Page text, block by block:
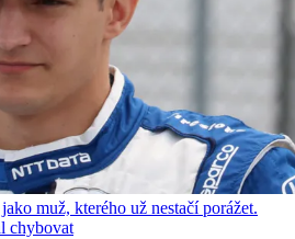
muž, kterého už nestačí porážet.
chybovat